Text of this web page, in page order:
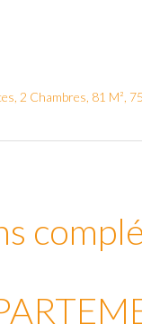
2 Chambres, 81 M²,